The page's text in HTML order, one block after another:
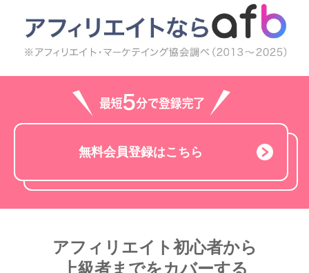
無料会員登録はこちら
アフィリエイト初心者から
上級者までをカバーする